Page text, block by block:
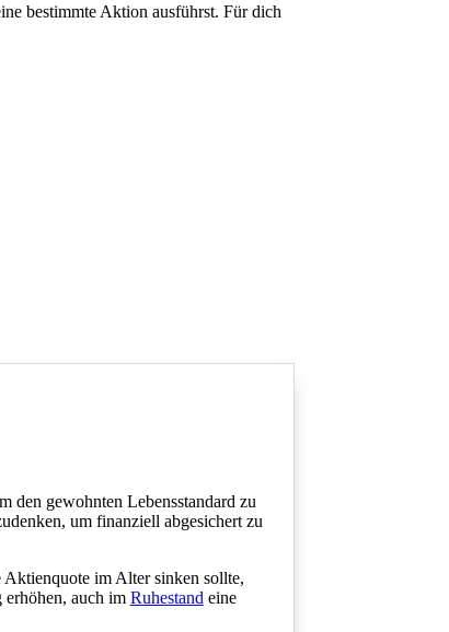
bestimmte Aktion ausführst. Für dich
den gewohnten Lebensstandard zu
um finanziell abgesichert zu
im Alter sinken sollte,
auch im Ruhestand eine